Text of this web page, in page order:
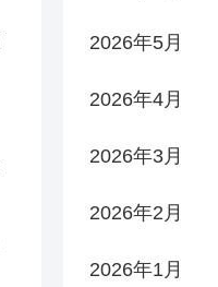
2026年5月
2026年4月
2026年3月
2026年2月
2026年1月